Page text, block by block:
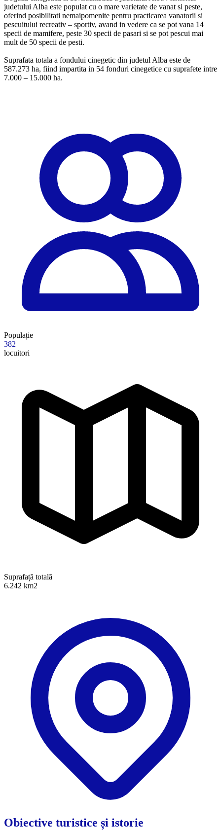
judetului Alba este populat cu o mare varietate de vanat si peste,
oferind posibilitati nemaipomenite pentru practicarea vanatorii si
pescuitului recreativ – sportiv, avand in vedere ca se pot vana 14
specii de mamifere, peste 30 specii de pasari si se pot pescui mai
mult de 50 specii de pesti.
Suprafata totala a fondului cinegetic din judetul Alba este de
587.273 ha, fiind impartita in 54 fonduri cinegetice cu suprafete intre
7.000 – 15.000 ha.
Populație
382
locuitori
Suprafață totală
6.242 km2
Obiective turistice și istorie